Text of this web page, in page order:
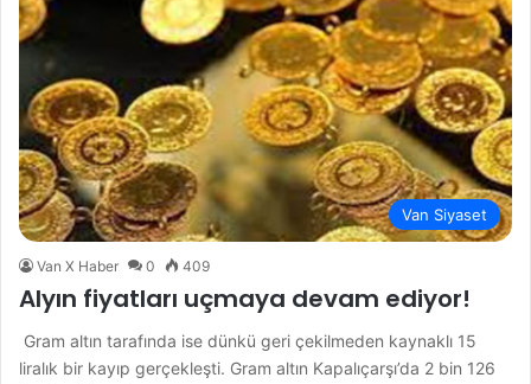
Van Siyaset
Van X Haber 0 409
Alyın fiyatları uçmaya devam ediyor!
Gram altın tarafında ise dünkü geri çekilmeden kaynaklı 15
liralık bir kayıp gerçekleşti. Gram altın Kapalıçarşı’da 2 bin 126